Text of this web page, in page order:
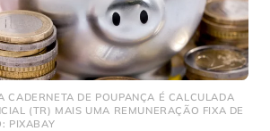
CADERNETA DE POUPANÇA É CALCULADA
(TR) MAIS UMA REMUNERAÇÃO FIXA DE
PIXABAY